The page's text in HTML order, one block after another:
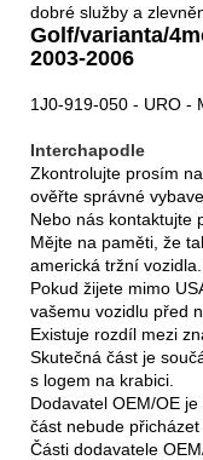
dobré služby a
Golf/varianta/
2003-2006
1J0-919-050 - URO -
Interchapodle
Zkontrolujte prosím
ověřte správné
Nebo nás kontaktujte
Mějte na paměti, že
americká tržní
Pokud žijete mimo
vašemu vozidlu před
Existuje rozdíl mezi
Skutečná část je
s logem na krabici.
Dodavatel OEM/OE
část nebude
Části dodavatele